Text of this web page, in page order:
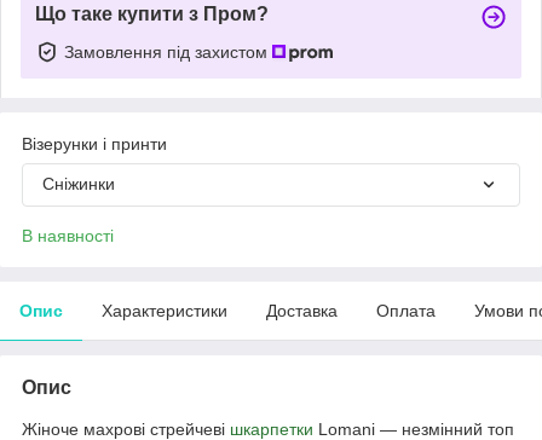
Що таке купити з Пром?
Замовлення під захистом
Візерунки і принти
Сніжинки
В наявності
Опис Характеристики Доставка Оплата Умови
Опис
Жіноче махрові стрейчеві шкарпетки Lomani ― незмінний топ